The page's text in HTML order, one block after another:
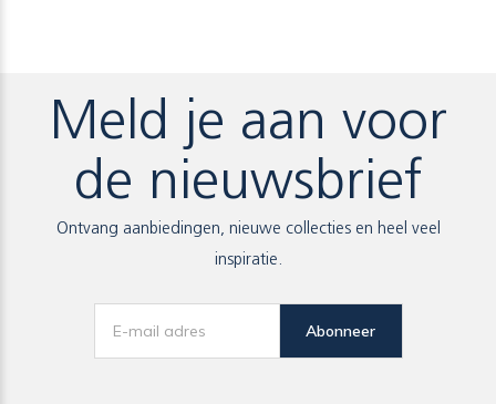
Meld je aan voor
de nieuwsbrief
Ontvang aanbiedingen, nieuwe collecties en heel veel
inspiratie.
Abonneer